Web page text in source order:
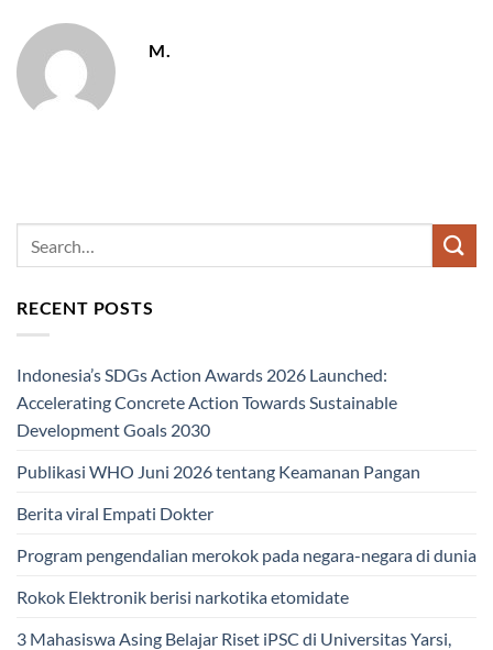
M.
RECENT POSTS
Indonesia’s SDGs Action Awards 2026 Launched:
Accelerating Concrete Action Towards Sustainable
Development Goals 2030
Publikasi WHO Juni 2026 tentang Keamanan Pangan
Berita viral Empati Dokter
Program pengendalian merokok pada negara-negara di dunia
Rokok Elektronik berisi narkotika etomidate
3 Mahasiswa Asing Belajar Riset iPSC di Universitas Yarsi,